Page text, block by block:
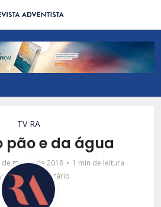
TV RA
pão e da água
de março de 2018
1 min de leitura
comentário